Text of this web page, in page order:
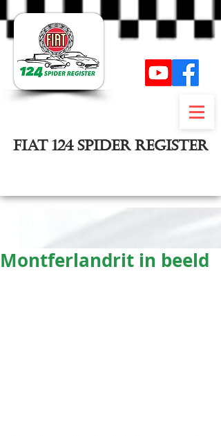
FIAT 124 SPIDER REGISTER
Montferlandrit in beeld